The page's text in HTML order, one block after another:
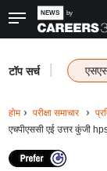
टॉप सर्च
होम परीक्षा समाचार
एचपीएससी एई उत्तर कुंजी